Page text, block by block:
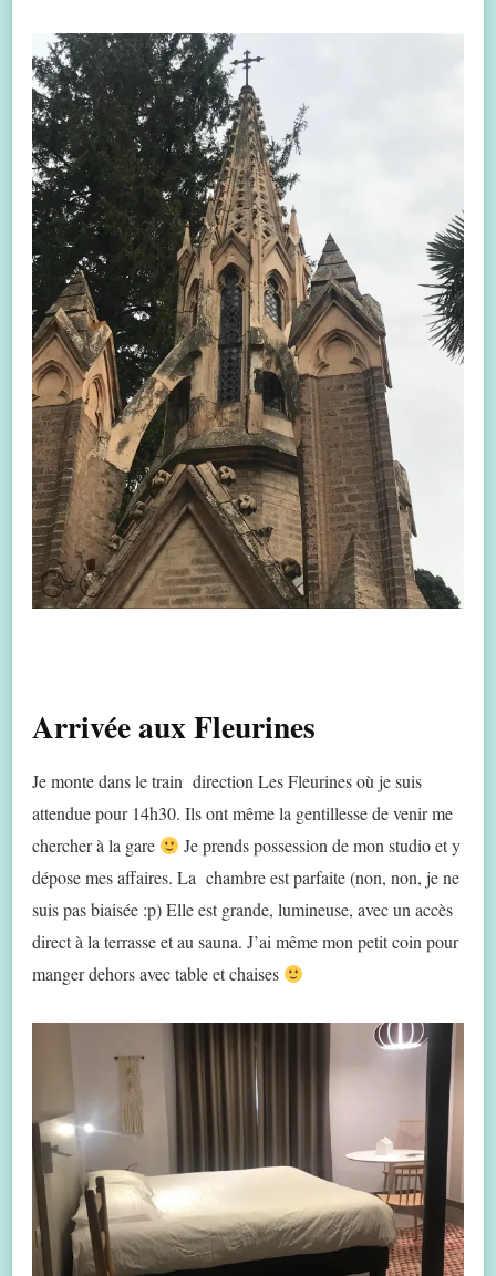
Arrivée aux Fleurines
Je monte dans le train direction Les Fleurines où je suis
attendue pour 14h30. Ils ont même la gentillesse de venir me
chercher à la gare
Je prends possession de mon studio et y
dépose mes affaires. La chambre est parfaite (non, non, je ne
suis pas biaisée :p) Elle est grande, lumineuse, avec un accès
direct à la terrasse et au sauna. J’ai même mon petit coin pour
manger dehors avec table et chaises